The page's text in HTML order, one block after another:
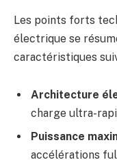
Les points forts
électrique se
caractéristiques
Architecture
charge ultra-
Puissance
accélérations